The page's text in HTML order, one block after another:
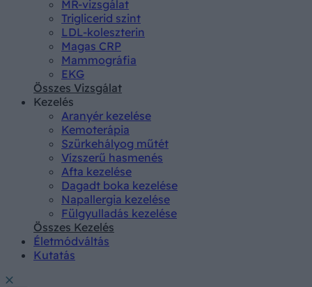
MR-vizsgálat
Triglicerid szint
LDL-koleszterin
Magas CRP
Mammográfia
EKG
Összes Vizsgálat
Kezelés
Aranyér kezelése
Kemoterápia
Szürkehályog műtét
Vízszerű hasmenés
Afta kezelése
Dagadt boka kezelése
Napallergia kezelése
Fülgyulladás kezelése
Összes Kezelés
Életmódváltás
Kutatás